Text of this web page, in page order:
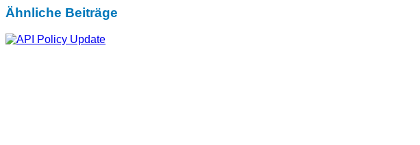
Ähnliche Beiträge